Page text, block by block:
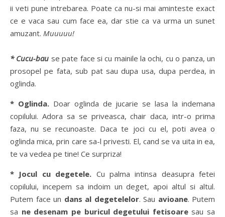
ii veti pune intrebarea. Poate ca nu-si mai aminteste exact
ce e vaca sau cum face ea, dar stie ca va urma un sunet
amuzant. Muuuuu!
* Cucu-bau se pate face si cu mainile la ochi, cu o panza, un
prosopel pe fata, sub pat sau dupa usa, dupa perdea, in
oglinda.
* Oglinda.Doar oglinda de jucarie se lasa la indemana
copilului. Adora sa se priveasca, chair daca, intr-o prima
faza, nu se recunoaste. Daca te joci cu el, poti avea o
oglinda mica, prin care sa-l privesti. El, cand se va uita in ea,
te va vedea pe tine! Ce surpriza!
* Jocul cu degetele. Cu palma intinsa deasupra fetei
copilului, incepem sa indoim un deget, apoi altul si altul.
Putem face un dans al degetelelor. Sau avioane. Putem
sa ne desenam pe buricul degetului fetisoaresau sa